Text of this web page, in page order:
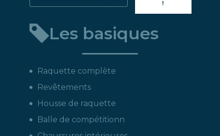
directement
produit
:
!
Les basiques
Raquette complète
Revêtements
Housse de raquette
Balle de compétitionn